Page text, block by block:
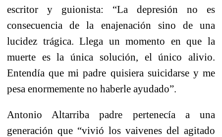
escritor y guionista: “La depresión no es
consecuencia de la enajenación sino de una
lucidez trágica. Llega un momento en que la
muerte es la única solución, el único alivio.
Entendía que mi padre quisiera suicidarse y me
pesa enormemente no haberle ayudado”.
Antonio Altarriba padre pertenecía a una
generación que “vivió los vaivenes del agitado